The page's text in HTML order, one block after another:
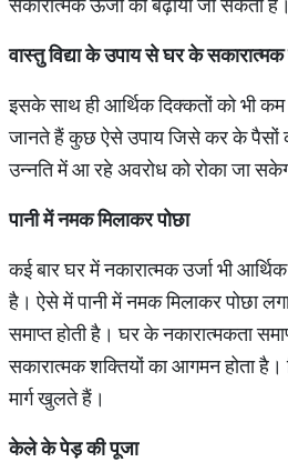
सकारात्मक ऊर्जा को बढ़ाया जा सकता है।
वास्तुविद्याकेउपायसेघरकेसकारात्मक
इसके साथ ही आर्थिक दिक्कतों को भी
जानते हैं कुछ ऐसे उपाय जिसे कर के पैसों
उन्नति में आ रहे अवरोध को रोका जा
पानीमेंनमकमिलाकरपोछा
कई बार घर में नकारात्मक उर्जा भी
है। ऐसे में पानी में नमक मिलाकर पोछा
समाप्त होती है। घर के नकारात्मकता
सकारात्मक शक्तियों का आगमन होता
मार्ग खुलते हैं।
केलेकेपेड़कीपूजा